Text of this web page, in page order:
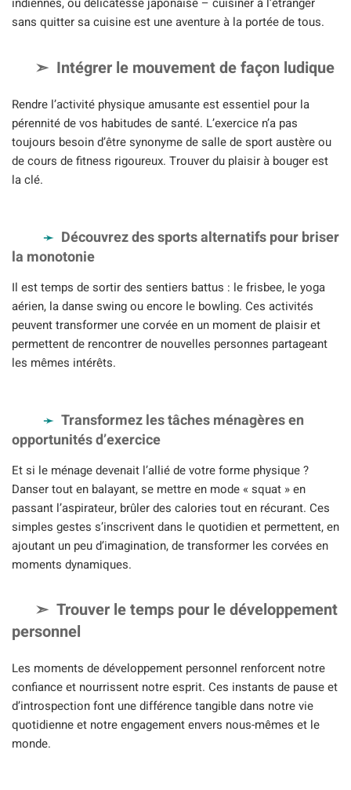
sans quitter sa cuisine est une aventure à la portée de tous.
Intégrer le mouvement de façon ludique
Rendre l’activité physique amusante est essentiel pour la
pérennité de vos habitudes de santé. L’exercice n’a pas
toujours besoin d’être synonyme de salle de sport austère ou
de cours de fitness rigoureux. Trouver du plaisir à bouger est
la clé.
Découvrez des sports alternatifs pour briser
la monotonie
Il est temps de sortir des sentiers battus : le frisbee, le yoga
aérien, la danse swing ou encore le bowling. Ces activités
peuvent transformer une corvée en un moment de plaisir et
permettent de rencontrer de nouvelles personnes partageant
les mêmes intérêts.
Transformez les tâches ménagères en
opportunités d’exercice
Et si le ménage devenait l’allié de votre forme physique ?
Danser tout en balayant, se mettre en mode « squat » en
passant l’aspirateur, brûler des calories tout en récurant. Ces
simples gestes s’inscrivent dans le quotidien et permettent, en
ajoutant un peu d’imagination, de transformer les corvées en
moments dynamiques.
Trouver le temps pour le développement
personnel
Les moments de développement personnel renforcent notre
confiance et nourrissent notre esprit. Ces instants de pause et
d’introspection font une différence tangible dans notre vie
quotidienne et notre engagement envers nous-mêmes et le
monde.